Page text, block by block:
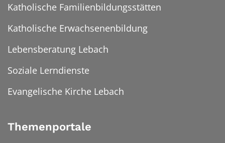
Katholische Familienbildungsstätten
Katholische Erwachsenenbildung
Lebensberatung Lebach
Soziale Lerndienste
Evangelische Kirche Lebach
Themenportale